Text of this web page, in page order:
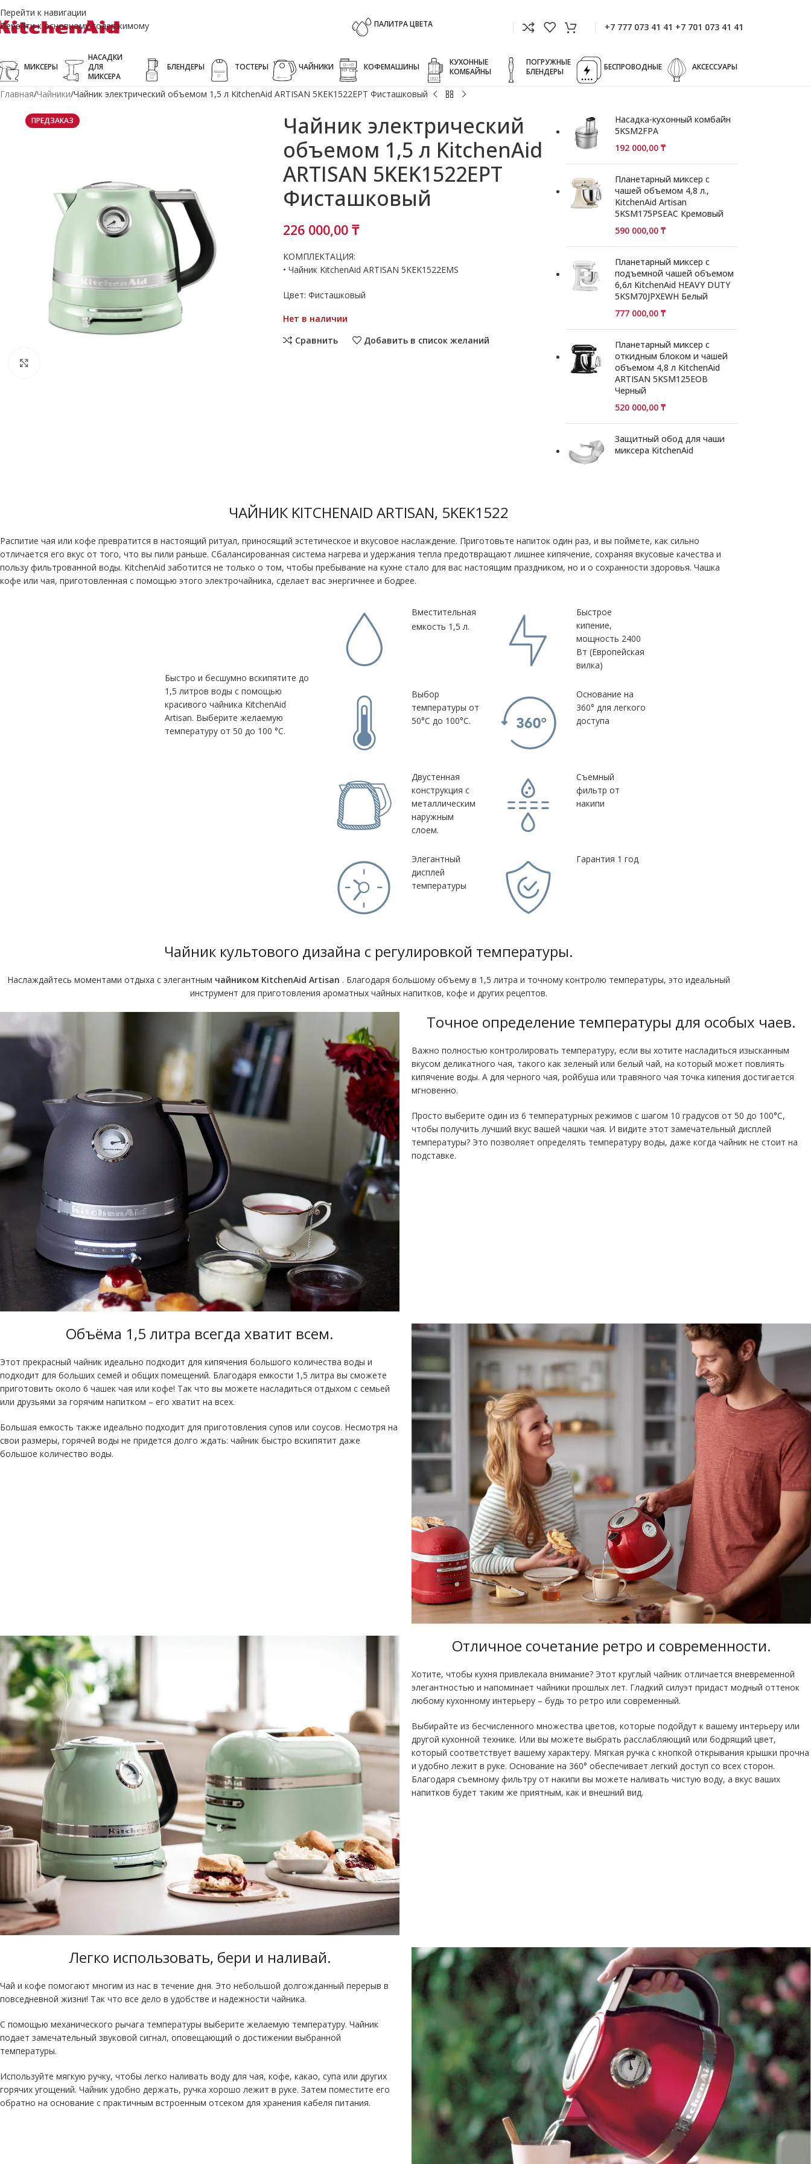
Перейти к навигации
Перейти к основному содержимому
ПАЛИТРА ЦВЕТА +7 777 073 41 41 +7 701 073 41 41
МИКСЕРЫ
НАСАДКИ
ДЛЯ
МИКСЕРА
БЛЕНДЕРЫ ТОСТЕРЫ ЧАЙНИКИ КОФЕМАШИНЫ
КУХОННЫЕ
КОМБАЙНЫ
ПОГРУЖНЫЕ
БЛЕНДЕРЫ
БЕСПРОВОДНЫЕ АКСЕССУАРЫ
Главная Чайники Чайник электрический объемом 1,5 л KitchenAid ARTISAN 5KEK1522EPT Фисташковый
ПРЕДЗАКАЗ
Чайник электрический
объемом 1,5 л KitchenAid
ARTISAN 5KEK1522EPT
Фисташковый
226 000,00₸
КОМПЛЕКТАЦИЯ:
• Чайник KitchenAid ARTISAN 5KEK1522EMS
Цвет: Фисташковый
Нет в наличии
Сравнить
Добавить в список желаний
Насадка-кухонный комбайн
5KSM2FPA
192 000,00 ₸
Планетарный миксер с
чашей объемом 4,8 л.,
KitchenAid Artisan
5KSM175PSEAC Кремовый
590 000,00 ₸
Планетарный миксер с
подъемной чашей объемом
6,6л KitchenAid HEAVY DUTY
5KSM70JPXEWH Белый
777 000,00 ₸
Планетарный миксер с
откидным блоком и чашей
объемом 4,8 л KitchenAid
ARTISAN 5KSM125EOB
Черный
520 000,00 ₸
Защитный обод для чаши
миксера KitchenAid
ЧАЙНИК KITCHENAID ARTISAN, 5KEK1522
Распитие чая или кофе превратится в настоящий ритуал, приносящий эстетическое и вкусовое наслаждение. Приготовьте напиток один раз, и вы поймете, как сильно
отличается его вкус от того, что вы пили раньше. Сбалансированная система нагрева и удержания тепла предотвращают лишнее кипячение, сохраняя вкусовые качества и
пользу фильтрованной воды. KitchenAid заботится не только о том, чтобы пребывание на кухне стало для вас настоящим праздником, но и о сохранности здоровья. Чашка
кофе или чая, приготовленная с помощью этого электрочайника, сделает вас энергичнее и бодрее.
Быстро и бесшумно вскипятите до
1,5 литров воды с помощью
красивого чайника KitchenAid
Artisan. Выберите желаемую
температуру от 50 до 100 °C.
Вместительная
емкость 1,5 л.
Выбор
температуры от
50°C до 100°C.
Двустенная
конструкция с
металлическим
наружным
слоем.
Элегантный
дисплей
температуры
Быстрое
кипение,
мощность 2400
Вт (Европейская
вилка)
Основание на
360° для легкого
доступа
Съемный
фильтр от
накипи
Гарантия 1 год
Чайник культового дизайна с регулировкой температуры.
Наслаждайтесь моментами отдыха с элегантным чайником KitchenAid Artisan . Благодаря большому объему в 1,5 литра и точному контролю температуры, это идеальный
инструмент для приготовления ароматных чайных напитков, кофе и других рецептов.
Точное определение температуры для особых чаев.
Важно полностью контролировать температуру, если вы хотите насладиться изысканным
вкусом деликатного чая, такого как зеленый или белый чай, на который может повлиять
кипячение воды. А для черного чая, ройбуша или травяного чая точка кипения достигается
мгновенно.
Просто выберите один из 6 температурных режимов с шагом 10 градусов от 50 до 100°C,
чтобы получить лучший вкус вашей чашки чая. И видите этот замечательный дисплей
температуры? Это позволяет определять температуру воды, даже когда чайник не стоит на
подставке.
Объёма 1,5 литра всегда хватит всем.
Этот прекрасный чайник идеально подходит для кипячения большого количества воды и
подходит для больших семей и общих помещений. Благодаря емкости 1,5 литра вы сможете
приготовить около 6 чашек чая или кофе! Так что вы можете насладиться отдыхом с семьей
или друзьями за горячим напитком – его хватит на всех.
Большая емкость также идеально подходит для приготовления супов или соусов. Несмотря на
свои размеры, горячей воды не придется долго ждать: чайник быстро вскипятит даже
большое количество воды.
Отличное сочетание ретро и современности.
Хотите, чтобы кухня привлекала внимание? Этот круглый чайник отличается вневременной
элегантностью и напоминает чайники прошлых лет. Гладкий силуэт придаст модный оттенок
любому кухонному интерьеру – будь то ретро или современный.
Выбирайте из бесчисленного множества цветов, которые подойдут к вашему интерьеру или
другой кухонной технике. Или вы можете выбрать расслабляющий или бодрящий цвет,
который соответствует вашему характеру. Мягкая ручка с кнопкой открывания крышки прочна
и удобно лежит в руке. Основание на 360° обеспечивает легкий доступ со всех сторон.
Благодаря съемному фильтру от накипи вы можете наливать чистую воду, а вкус ваших
напитков будет таким же приятным, как и внешний вид.
Легко использовать, бери и наливай.
Чай и кофе помогают многим из нас в течение дня. Это небольшой долгожданный перерыв в
повседневной жизни! Так что все дело в удобстве и надежности чайника.
С помощью механического рычага температуры выберите желаемую температуру. Чайник
подает замечательный звуковой сигнал, оповещающий о достижении выбранной
температуры.
Используйте мягкую ручку, чтобы легко наливать воду для чая, кофе, какао, супа или других
горячих угощений. Чайник удобно держать, ручка хорошо лежит в руке. Затем поместите его
обратно на основание с практичным встроенным отсеком для хранения кабеля питания.